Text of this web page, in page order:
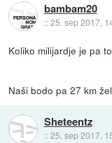
bambam20
::25. sep 2017,
Koliko milijardje je pa
Naši bodo pa 27 km
Sheteentz
::25. sep 2017,